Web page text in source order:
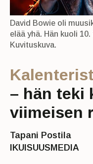
David Bowie oli
elää yhä. Hän kuoli
Kuvituskuva.
– hän teki
viimeisen
Tapani Postila
IKUISUUSMEDIA